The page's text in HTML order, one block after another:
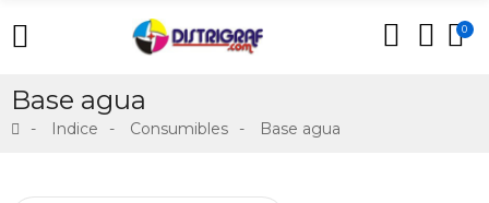
0
Base agua
Indice Consumibles Base agua